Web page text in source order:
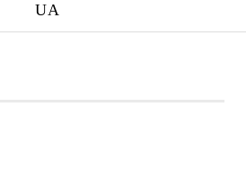
UA